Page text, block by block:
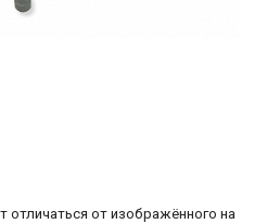
от изображённого на